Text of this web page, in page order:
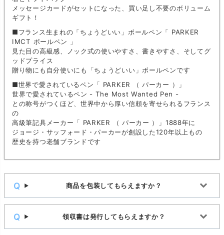
メッセージカードがセットになった、買い足し不要のボリューム
ギフト！
■フランス生まれの「ちょうどいい」ボールペン「 PARKER
IMCT ボールペン 」
見た目の高級感、ノック式の使いやすさ、書きやすさ、そしてグ
ッドプライス
贈り物にも自分使いにも「ちょうどいい」ボールペンです
■世界で愛されているペン「 PARKER （ パーカー ）」
世界で愛されているペン - The Most Wanted Pen -
との称号がつくほど、世界中から厚い信頼を寄せられるフランス
の
高級筆記具メーカー「 PARKER （ パーカー ）」1888年に
ジョージ・サッフォード・パーカーが創設した120年以上もの
歴史を持つ老舗ブランドです
商品を包装してもらえますか？
領収書は発行してもらえますか？